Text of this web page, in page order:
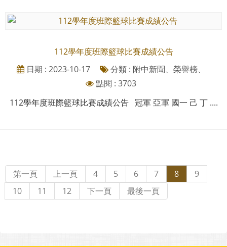
112學年度班際籃球比賽成績公告
日期 : 2023-10-17
分類 : 附中新聞、榮譽榜、
點閱 : 3703
112學年度班際籃球比賽成績公告 冠軍 亞軍 國一 己 丁 ....
第一頁 上一頁 4 5 6 7 8
9
10
11 12 下一頁 最後一頁